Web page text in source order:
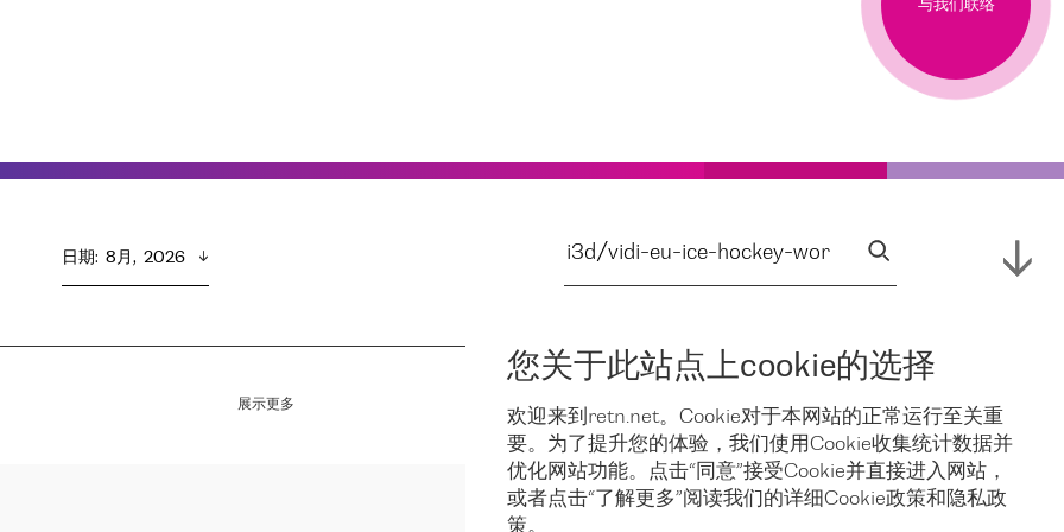
您关于此站点上cookie的选择
欢迎来到retn.net。Cookie对于本网站的正常运行至关重
要。为了提升您的体验，我们使用Cookie收集统计数据并
优化网站功能。点击“同意”接受Cookie并直接进入网站，
或者点击“了解更多”阅读我们的详细Cookie政策和隐私政
策。
与我们联络
日期: 8月,  2026
展示更多